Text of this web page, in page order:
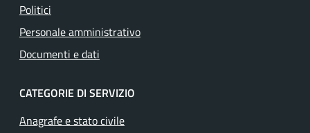
Politici
Personale amministrativo
Documenti e dati
CATEGORIE DI SERVIZIO
Anagrafe e stato civile